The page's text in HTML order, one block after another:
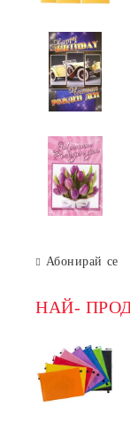
Абонирай се
НАЙ-